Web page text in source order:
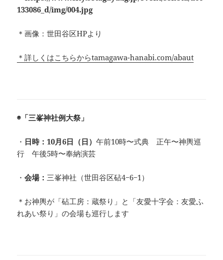
＊画像：世田谷区HPより
＊詳しくはこちらからtamagawa-hanabi.com/abaut
◉「三峯神社例大祭」
・ 日時：10月6日（日）午前10時〜式典 正午〜神輿巡
行 午後5時〜奉納演芸
・会場：三峯神社（世田谷区砧4−6−1）
＊お神輿が「砧工房：蔵祭り」と「友愛十字会：友愛ふ
れあい祭り」の会場も巡行します